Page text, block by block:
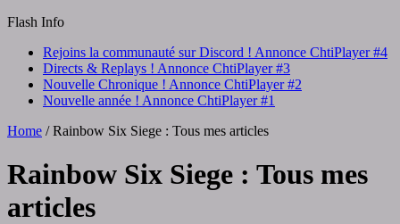
Flash Info
Rejoins la communauté sur Discord ! Annonce ChtiPlayer #4
Directs & Replays ! Annonce ChtiPlayer #3
Nouvelle Chronique ! Annonce ChtiPlayer #2
Nouvelle année ! Annonce ChtiPlayer #1
Home / Rainbow Six Siege : Tous mes articles
Rainbow Six Siege : Tous mes
articles